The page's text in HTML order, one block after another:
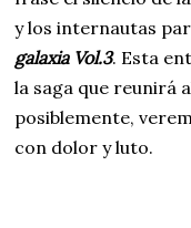
y los internautas
galaxia Vol.3. Esta
la saga que reunirá
posiblemente,
con dolor y luto.